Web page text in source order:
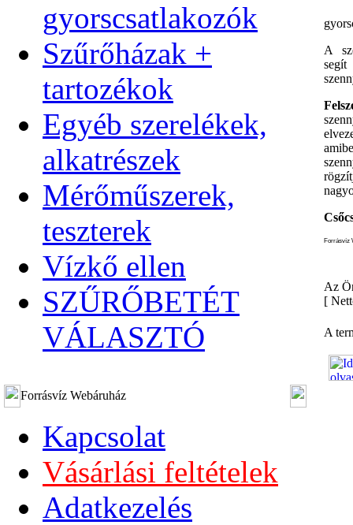
gyorscsatlakozók
Szűrőházak +
tartozékok
Egyéb szerelékek,
alkatrészek
Mérőműszerek,
teszterek
Vízkő ellen
SZŰRŐBETÉT
VÁLASZTÓ
Forrásvíz Webáruház
Kapcsolat
Vásárlási feltételek
Adatkezelés
A
Forrásvíz
Az
[
A